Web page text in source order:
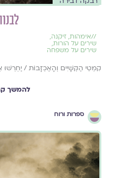
//אימהות, זיקנה,
שירים על הורות,
שירים על משפחה
קִמְטֵי הַקְּשָׁיִים וְהָאַכְזָבוֹת / יַחְרְשׁוּ
להמשך
ספרות ורוח